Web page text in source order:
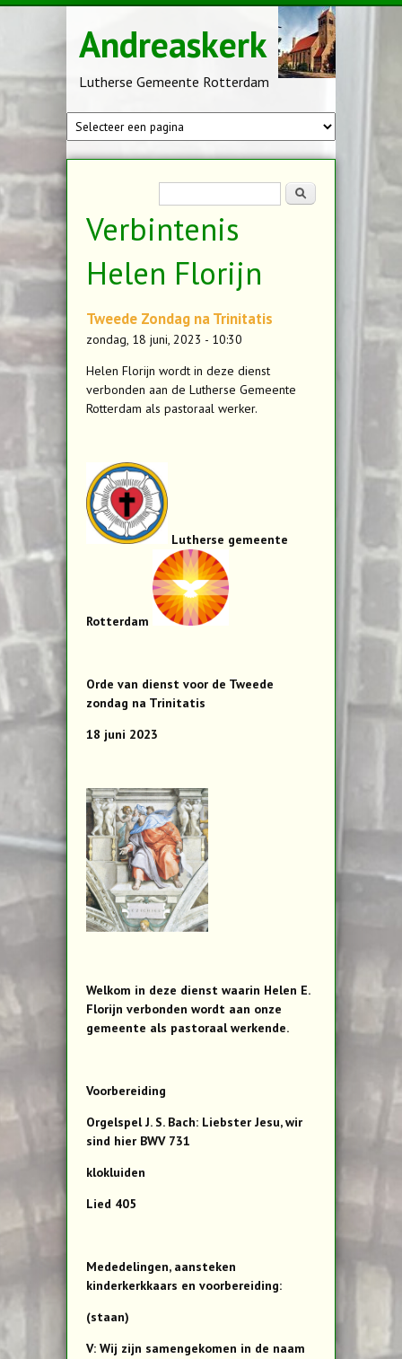
Andreaskerk
Lutherse Gemeente Rotterdam
Zoeken
Verbintenis
Helen Florijn
Tweede Zondag na Trinitatis
zondag, 18 juni, 2023 - 10:30
Helen Florijn wordt in deze dienst
verbonden aan de Lutherse Gemeente
Rotterdam als pastoraal werker.
Lutherse gemeente
Rotterdam
Orde van dienst voor de Tweede
zondag na Trinitatis
18 juni 2023
Welkom in deze dienst waarin Helen E.
Florijn verbonden wordt aan onze
gemeente als pastoraal werkende.
Voorbereiding
Orgelspel J. S. Bach: Liebster Jesu, wir
sind hier BWV 731
klokluiden
Lied 405
Mededelingen, aansteken
kinderkerkkaars en voorbereiding:
(staan)
V: Wij zijn samengekomen in de naam